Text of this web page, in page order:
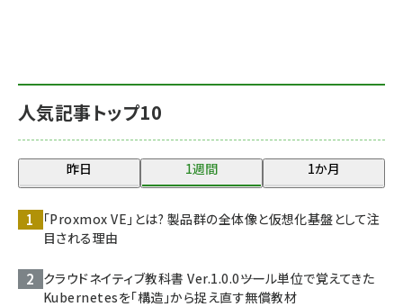
人気記事トップ10
昨日 1週間 1か月
「Proxmox VE」とは? 製品群の全体像と仮想化基盤として注
目される理由
クラウドネイティブ教科書 Ver.1.0.0――ツール単位で覚えてきた
Kubernetesを「構造」から捉え直す無償教材